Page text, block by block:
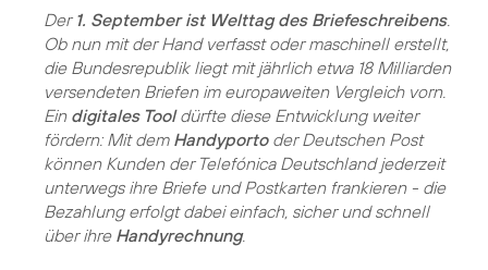
Der 1. September ist Welttag des Briefeschreibens.
Ob nun mit der Hand verfasst oder maschinell erstellt,
die Bundesrepublik liegt mit jährlich etwa 18 Milliarden
versendeten Briefen im europaweiten Vergleich vorn.
Ein digitales Tooldürfte diese Entwicklung weiter
fördern: Mit dem Handyportoder Deutschen Post
können Kunden der Telefónica Deutschland jederzeit
unterwegs ihre Briefe und Postkarten frankieren - die
Bezahlung erfolgt dabei einfach, sicher und schnell
über ihre Handyrechnung.